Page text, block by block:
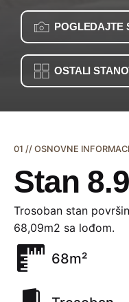
POGLEDAJTE
OSTALI
01 // OSNOVNE
Stan 8.9
Trosoban stan
68,09m2 sa lođom.
68m²